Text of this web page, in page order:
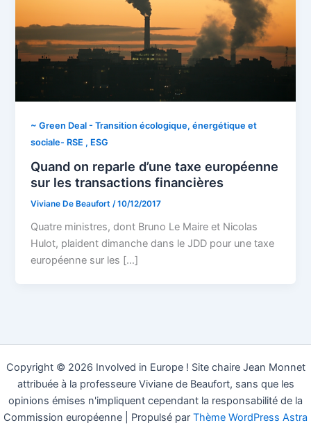
~ Green Deal - Transition écologique, énergétique et
sociale- RSE , ESG
Quand on reparle d’une taxe européenne
sur les transactions financières
Viviane De Beaufort /10/12/2017
Quatre ministres, dont Bruno Le Maire et Nicolas
Hulot, plaident dimanche dans le JDD pour une taxe
européenne sur les […]
Copyright © 2026 Involved in Europe ! Site chaire Jean Monnet
attribuée à la professeure Viviane de Beaufort, sans que les
opinions émises n'impliquent cependant la responsabilité de la
Commission européenne | Propulsé par Thème WordPress Astra